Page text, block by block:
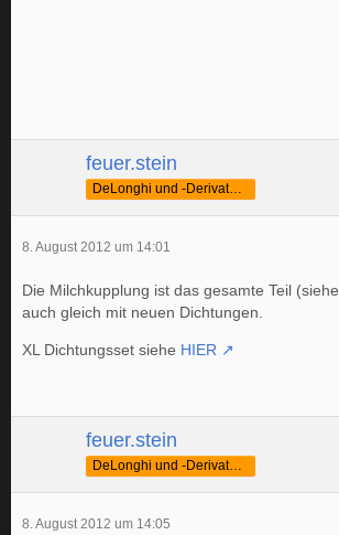
feuer.stein
DeLonghi und -Derivate Fan
8. August 2012 um 14:01
Die Milchkupplung ist das gesamte Teil (siehe
auch gleich mit neuen Dichtungen.
XL Dichtungsset siehe HIER
feuer.stein
DeLonghi und -Derivate Fan
8. August 2012 um 14:05